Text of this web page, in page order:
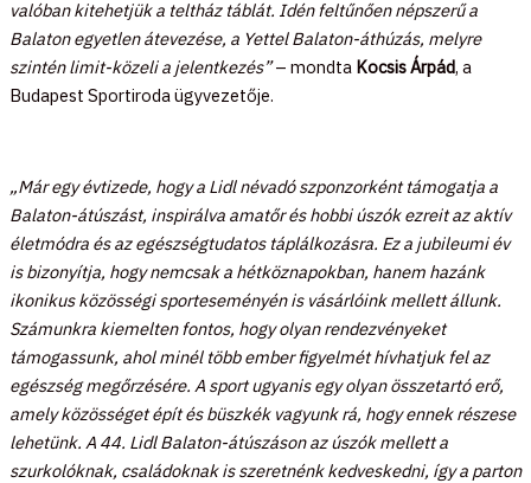
valóban kitehetjük a teltház táblát. Idén feltűnően népszerű a
Balaton egyetlen átevezése, a Yettel Balaton-áthúzás, melyre
szintén limit-közeli a jelentkezés”– mondta Kocsis Árpád, a
Budapest Sportiroda ügyvezetője.
„Már egy évtizede, hogy a Lidl névadó szponzorként támogatja a
Balaton-átúszást, inspirálva amatőr és hobbi úszók ezreit az aktív
életmódra és az egészségtudatos táplálkozásra. Ez a jubileumi év
is bizonyítja, hogy nemcsak a hétköznapokban, hanem hazánk
ikonikus közösségi sporteseményén is vásárlóink mellett állunk.
Számunkra kiemelten fontos, hogy olyan rendezvényeket
támogassunk, ahol minél több ember figyelmét hívhatjuk fel az
egészség megőrzésére. A sport ugyanis egy olyan összetartó erő,
amely közösséget épít és büszkék vagyunk rá, hogy ennek részese
lehetünk. A 44. Lidl Balaton-átúszáson az úszók mellett a
szurkolóknak, családoknak is szeretnénk kedveskedni, így a parton